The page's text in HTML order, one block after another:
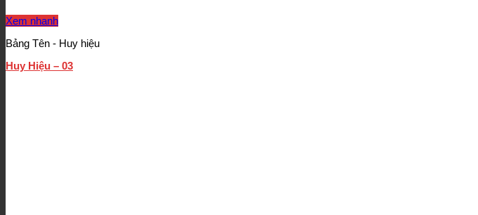
Xem nhanh
Bảng Tên - Huy hiệu
Huy Hiệu – 03